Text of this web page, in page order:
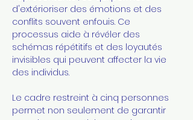
d'extérioriser des émotions et des
conflits souvent enfouis. Ce
processus aide à révéler des
schémas répétitifs et des loyautés
invisibles qui peuvent affecter la vie
des individus.
Le cadre restreint à cinq personnes
permet non seulement de garantir